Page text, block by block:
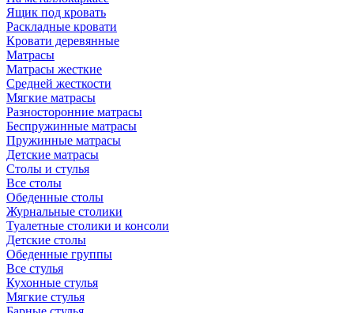
Ящик под кровать
Раскладные кровати
Кровати деревянные
Матрасы
Матрасы жесткие
Средней жесткости
Мягкие матрасы
Разносторонние матрасы
Беспружинные матрасы
Пружинные матрасы
Детские матрасы
Столы и стулья
Все столы
Обеденные столы
Журнальные столики
Туалетные столики и консоли
Детские столы
Обеденные группы
Все стулья
Кухонные стулья
Мягкие стулья